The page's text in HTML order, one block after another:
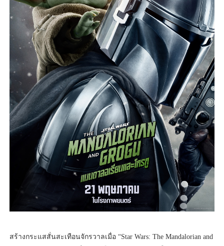
สร้างกระแสสั่นสะเทือนจักรวาลเมื่อ “Star Wars: The Mandalorian and